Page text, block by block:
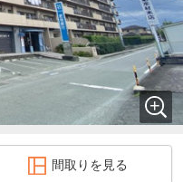
間取りを見る